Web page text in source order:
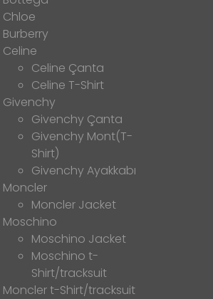
Chloe
Burberry
Celine
Celine Çanta
Celine T-Shirt
Givenchy
Givenchy Çanta
Givenchy Mont(T-
Shirt)
Givenchy Ayakkabı
Moncler
Moncler Jacket
Moschino
Moschino Jacket
Moschino t-
Shirt/tracksuit
Moncler t-Shirt/tracksuit